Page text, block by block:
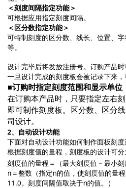
＜刻度间隔指定功能＞
可根据应用指定刻度间隔。
＜区分数指定功能＞
可特制刻度的区分数、线长、位置、
等。
设计完毕后将发放注册号。订购产品时
一旦设计完成的刻度板会被记录下来，
■订购时指定刻度范围和显示单位
在订购本产品时，只要指定左右
即可制作刻度板。区分数、区分
司设计。
2、自动设计功能
下面对自动设计功能如何制作面板刻度
根据刻度值的量程，刻度板的设计可分
刻度值的量程＝（最大刻度值－最小
n＝整数（指定n的值，使刻度值的量
11.0。刻度间隔值取决于n的值。）